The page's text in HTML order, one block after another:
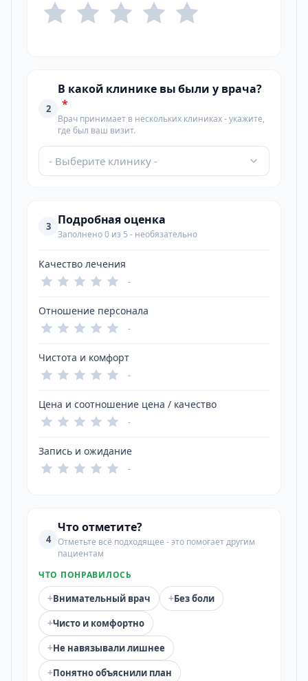
2
В какой клинике вы были у врача?
*
Врач принимает в нескольких клиниках - укажите,
где был ваш визит.
- Выберите клинику -
3 Подробная оценка
Заполнено 0 из 5 - необязательно
Качество лечения
-
Отношение персонала
-
Чистота и комфорт
-
Цена и соотношение цена / качество
-
Запись и ожидание
-
4
Что отметите?
Отметьте всё подходящее - это помогает другим
пациентам
ЧТО ПОНРАВИЛОСЬ
+Внимательный врач +Без боли
+Чисто и комфортно
+Не навязывали лишнее
+Понятно объяснили план